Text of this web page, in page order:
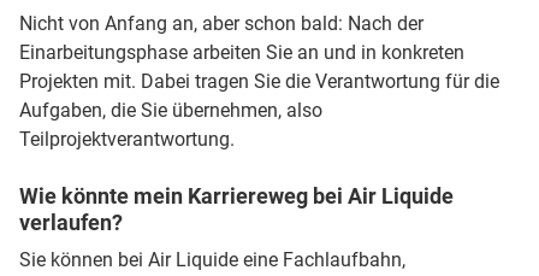
Nicht von Anfang an, aber schon bald: Nach der
Einarbeitungsphase arbeiten Sie an und in konkreten
Projekten mit. Dabei tragen Sie die Verantwortung für die
Aufgaben, die Sie übernehmen, also
Teilprojektverantwortung.
Wie könnte mein Karriereweg bei Air Liquide
verlaufen?
Sie können bei Air Liquide eine Fachlaufbahn,